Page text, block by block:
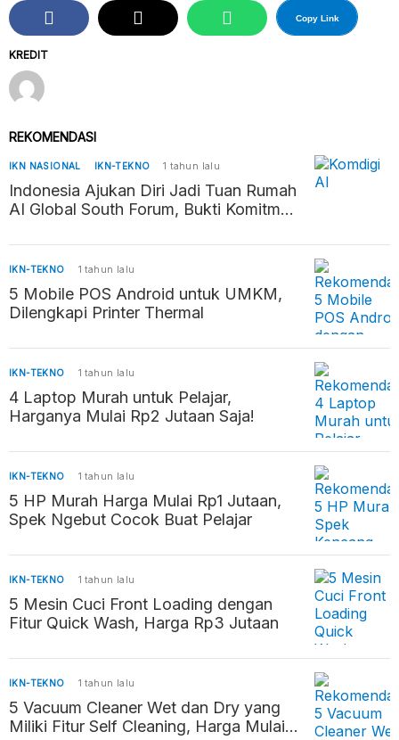
KREDIT
Copy Link
REKOMENDASI
IKN NASIONAL IKN-TEKNO 1 tahun lalu
Indonesia Ajukan Diri Jadi Tuan Rumah
AI Global South Forum, Bukti Komitmen
IKN-TEKNO 1 tahun lalu
5 Mobile POS Android untuk UMKM,
Dilengkapi Printer Thermal
IKN-TEKNO 1 tahun lalu
4 Laptop Murah untuk Pelajar,
Harganya Mulai Rp2 Jutaan Saja!
IKN-TEKNO 1 tahun lalu
5 HP Murah Harga Mulai Rp1 Jutaan,
Spek Ngebut Cocok Buat Pelajar
IKN-TEKNO 1 tahun lalu
5 Mesin Cuci Front Loading dengan
Fitur Quick Wash, Harga Rp3 Jutaan
IKN-TEKNO 1 tahun lalu
5 Vacuum Cleaner Wet dan Dry yang
Miliki Fitur Self Cleaning, Harga Mulai